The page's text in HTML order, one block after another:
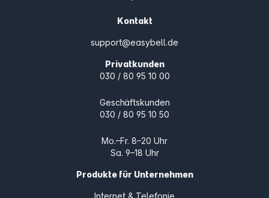
Kontakt
support@easybell.de
Privatkunden
030 / 80 95 10 00
Geschäftskunden
030 / 80 95 10 50
Mo.–Fr. 8–20 Uhr
Sa. 9–18 Uhr
Produkte für Unternehmen